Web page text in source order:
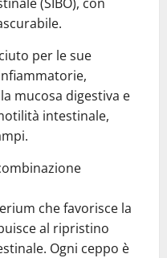
per le sue
mucosa digestiva e
intestinale,
che favorisce la
al ripristino
Ogni ceppo è